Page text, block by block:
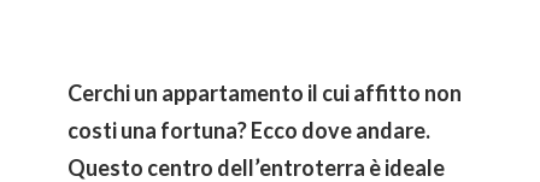
Cerchi un appartamento il cui affitto non
costi una fortuna? Ecco dove andare.
Questo centro dell’entroterra è ideale